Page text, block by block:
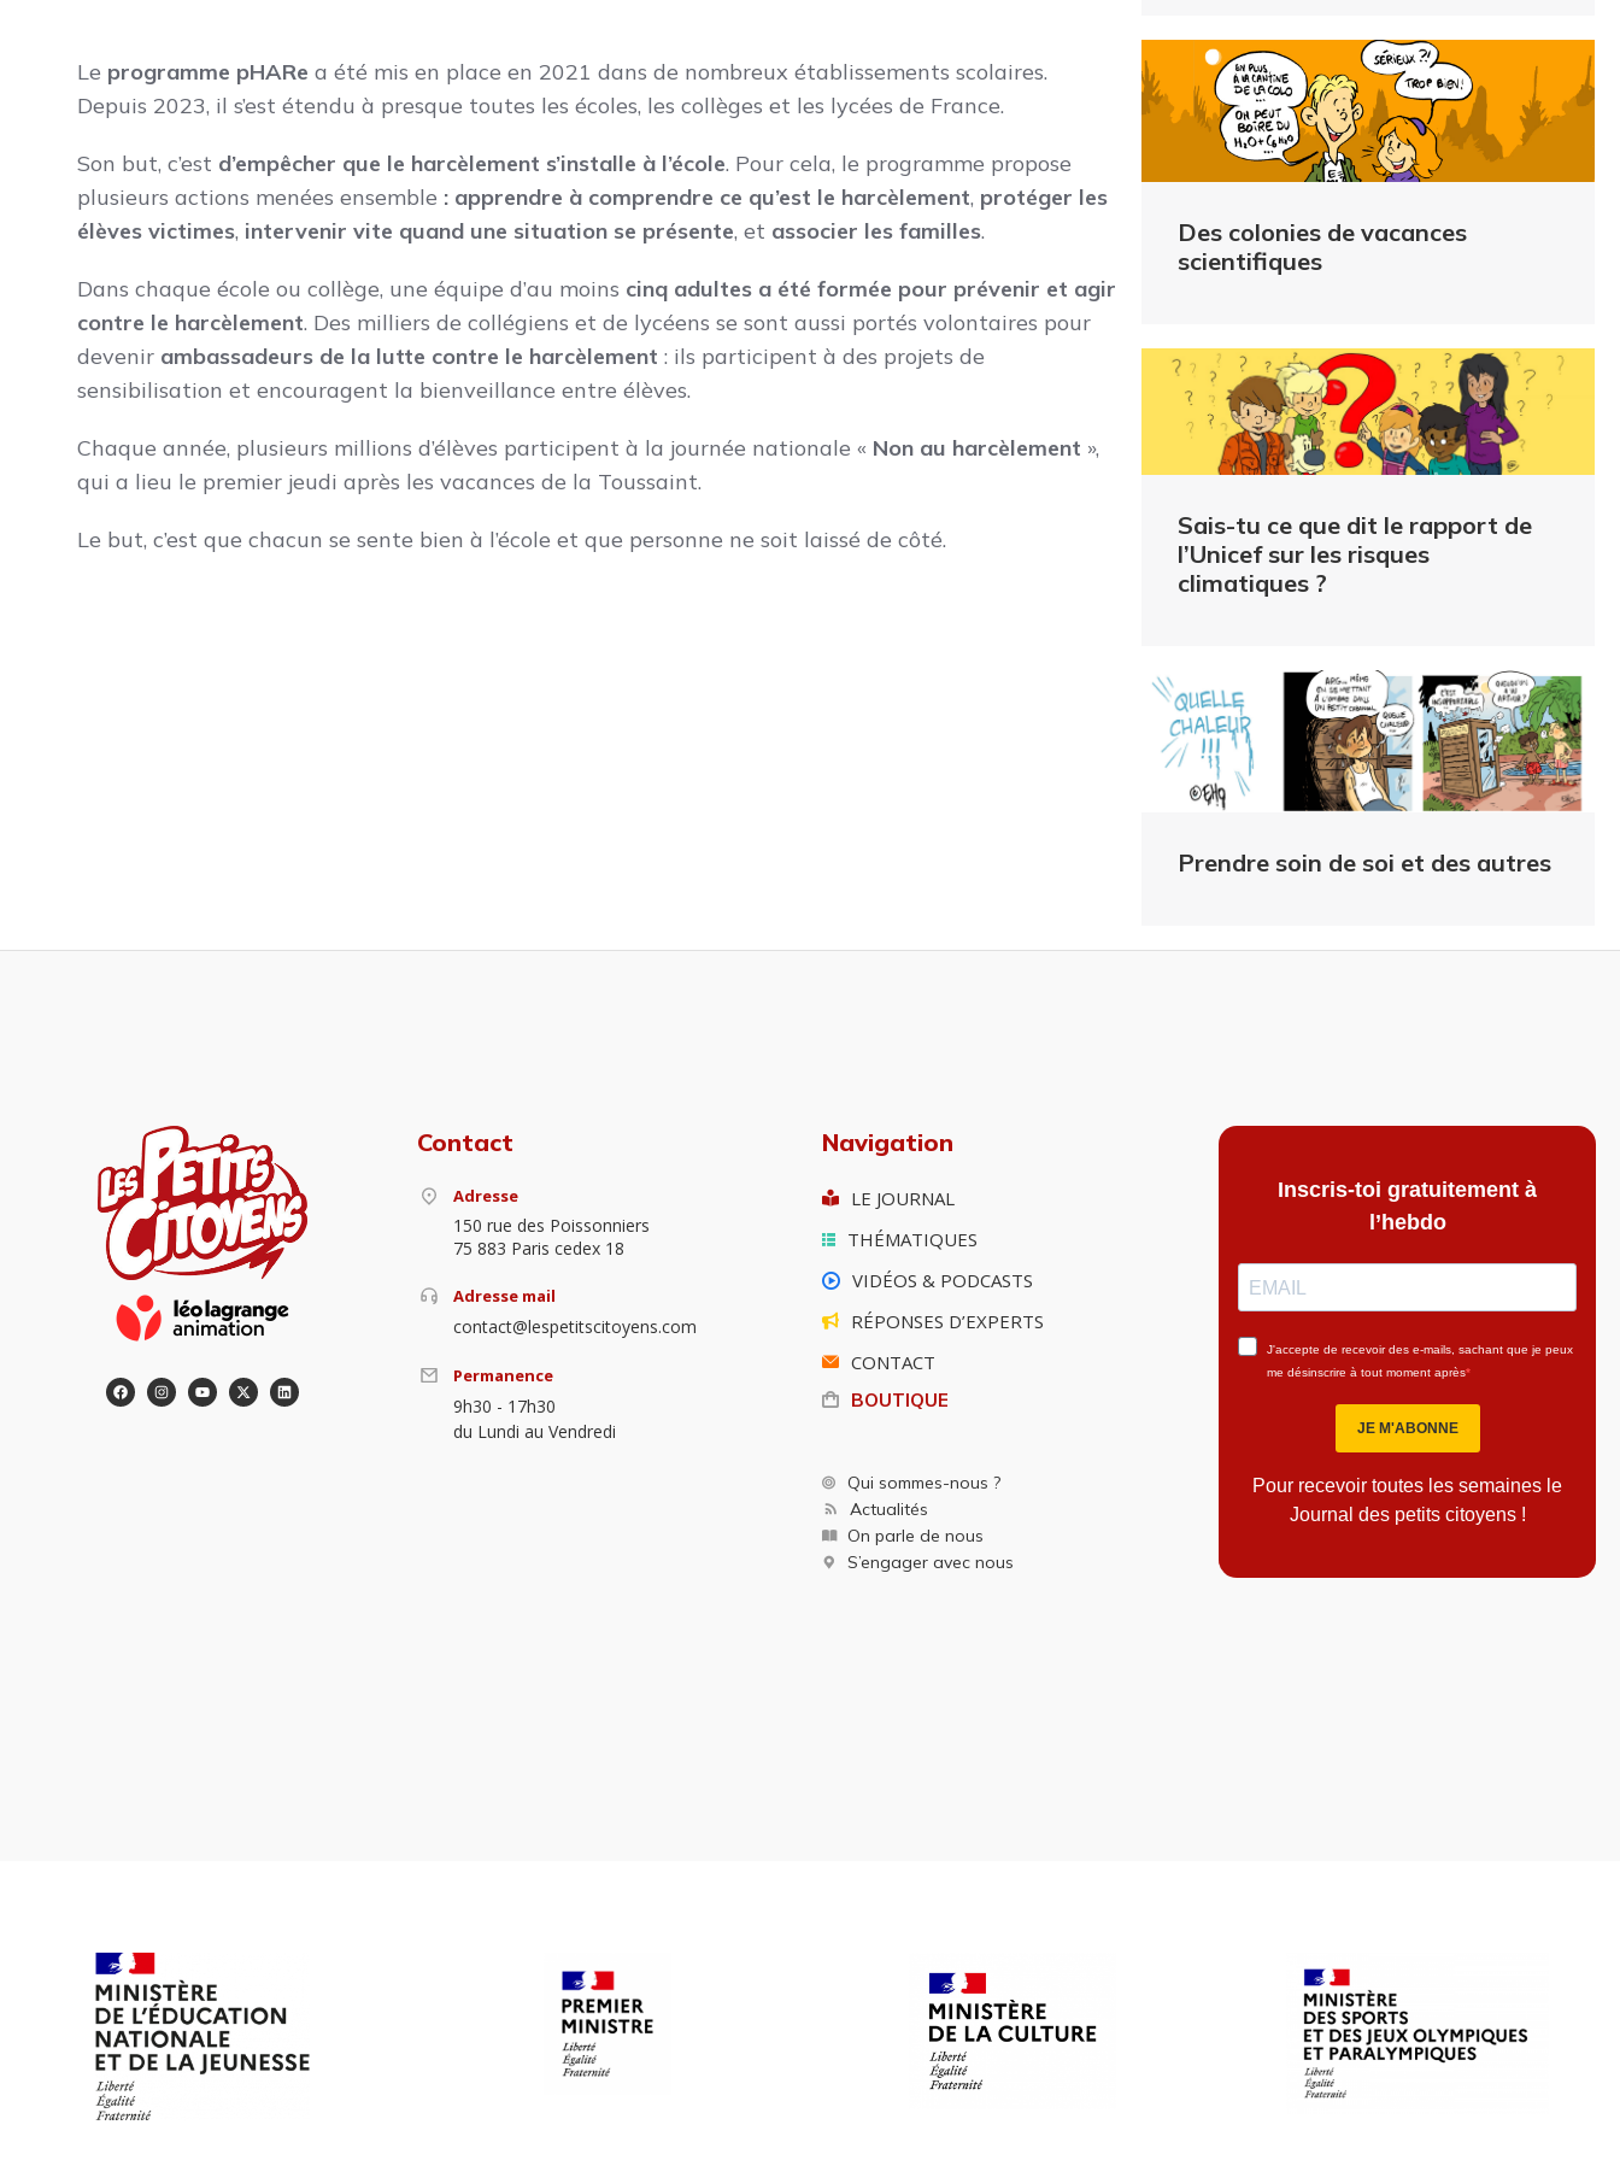
Des colonies de vacances
scientifiques
Sais-tu ce que dit le rapport de
l’Unicef sur les risques
climatiques ?
Prendre soin de soi et des autres
Le programme pHARe a été mis en place en 2021 dans de nombreux établissements scolaires.
Depuis 2023, il s’est étendu à presque toutes les écoles, les collèges et les lycées de France.
Son but, c’est d’empêcher que le harcèlement s’installe à l’école. Pour cela, le programme propose
plusieurs actions menées ensemble : apprendre à comprendre ce qu’est le harcèlement, protéger les
élèves victimes, intervenir vite quand une situation se présente, et associer les familles.
Dans chaque école ou collège, une équipe d’au moins cinq adultes a été formée pour prévenir et agir
contre le harcèlement. Des milliers de collégiens et de lycéens se sont aussi portés volontaires pour
devenir ambassadeurs de la lutte contre le harcèlement : ils participent à des projets de
sensibilisation et encouragent la bienveillance entre élèves.
Chaque année, plusieurs millions d’élèves participent à la journée nationale « Non au harcèlement »,
qui a lieu le premier jeudi après les vacances de la Toussaint.
Le but, c’est que chacun se sente bien à l’école et que personne ne soit laissé de côté.
Contact
Adresse
150 rue des Poissonniers
75 883 Paris cedex 18
Adresse mail
contact@lespetitscitoyens.com
Permanence
9h30 - 17h30
du Lundi au Vendredi
Navigation
LE JOURNAL
THÉMATIQUES
VIDÉOS & PODCASTS
RÉPONSES D’EXPERTS
CONTACT
BOUTIQUE
Qui sommes-nous ?
Actualités
On parle de nous
S’engager avec nous